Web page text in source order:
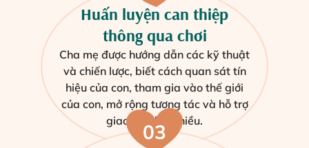
Huấn luyện can thiệp
thông qua chơi
Cha mẹ được hướng dẫn các kỹ thuật
và chiến lược, biết cách quan sát tín
hiệu của con, tham gia vào thế giới
của con, mở rộng tương tác và hỗ trợ
giao tiếp hai chiều.
03